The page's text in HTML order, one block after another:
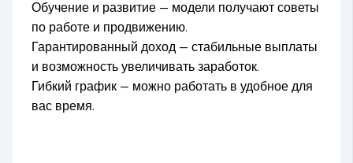
Обучение и развитие — модели получают советы
по работе и продвижению.
Гарантированный доход — стабильные выплаты
и возможность увеличивать заработок.
Гибкий график — можно работать в удобное для
вас время.